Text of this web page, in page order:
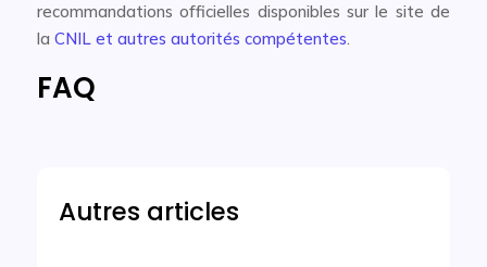
recommandations officielles disponibles sur le site de
la CNIL et autres autorités compétentes.
FAQ
Autres articles